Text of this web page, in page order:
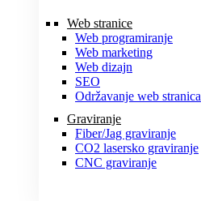
Web stranice
Web programiranje
Web marketing
Web dizajn
SEO
Održavanje web stranica
Graviranje
Fiber/Jag graviranje
CO2 lasersko graviranje
CNC graviranje